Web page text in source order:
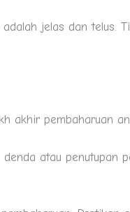
jelas dan telus.
akhir pembaharuan
atau penutupan